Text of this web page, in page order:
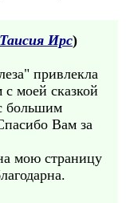
Таисия Ирс)
привлекла
моей сказкой
большим
Вам за
мою страницу